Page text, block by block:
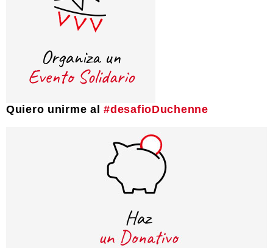
Quiero unirme al#desafioDuchenne